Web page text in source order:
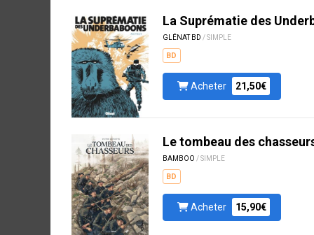
La Suprématie des
GLÉNAT BD / SIMPLE
BD
Acheter 21,50€
Le tombeau des
BAMBOO / SIMPLE
BD
Acheter 15,90€